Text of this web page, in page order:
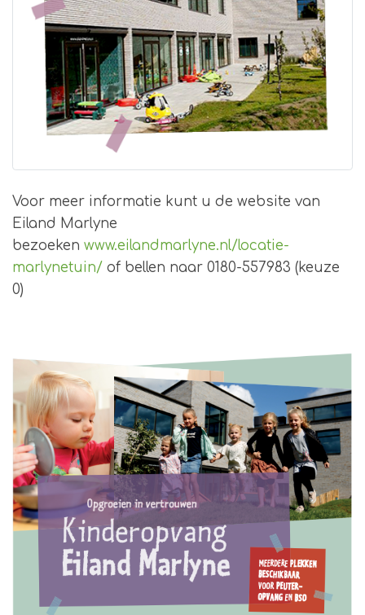
Voor meer informatie kunt u de website van
Eiland Marlyne
bezoeken www.eilandmarlyne.nl/locatie-
marlynetuin/ of bellen naar 0180-557983 (keuze
0)